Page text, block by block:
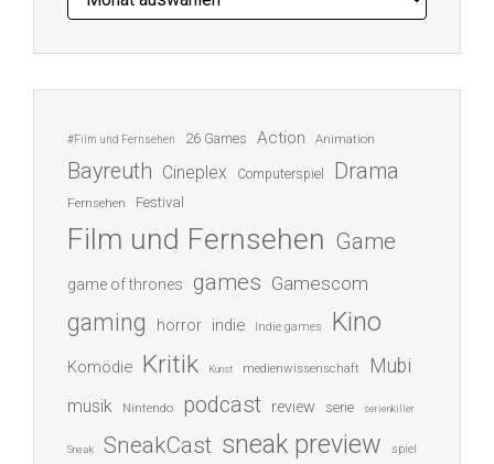
#Film und Fernsehen 26 Games Action Animation
Bayreuth Cineplex Computerspiel Drama
Fernsehen Festival
Film und Fernsehen Game
game of thrones games Gamescom
gaming horror indie Indie games Kino
Komödie Kritik Kunst medienwissenschaft Mubi
musik Nintendo podcast review serie serienkiller
Sneak SneakCast sneak preview spiel